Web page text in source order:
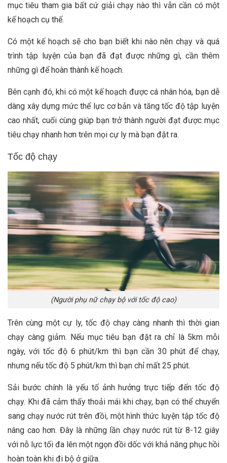
mục tiêu tham gia bất cứ giải chạy nào thì vẫn cần có một
kế hoạch cụ thế.
Có một kế hoạch sẽ cho bạn biết khi nào nên chạy và quá
trình tập luyện của bạn đã đạt được những gì, cần thêm
những gì để hoàn thành kế hoạch.
Bên cạnh đó, khi có một kế hoạch được cá nhân hóa, bạn dễ
dàng xây dựng mức thể lực cơ bản và tăng tốc độ tập luyện
cao nhất, cuối cùng giúp bạn trở thành người đạt được mục
tiêu chạy nhanh hơn trên mọi cự ly mà bạn đặt ra.
Tốc độ chạy
(Người phụ nữ chạy bộ với tốc độ cao)
Trên cùng một cự ly, tốc độ chạy càng nhanh thì thời gian
chạy càng giảm. Nếu mục tiêu bạn đặt ra chỉ là 5km mỗi
ngày, với tốc độ 6 phút/km thì bạn cần 30 phút để chạy,
nhưng nếu tốc độ 5 phút/km thì bạn chỉ mất 25 phút.
Sải bước chính là yếu tố ảnh hưởng trực tiếp đến tốc độ
chạy. Khi đã cảm thấy thoải mái khi chạy, bạn có thể chuyển
sang chạy nước rút trên đồi, một hình thức luyện tập tốc độ
nâng cao hơn. Đây là những lần chạy nước rút từ 8-12 giây
với nỗ lực tối đa lên một ngọn đồi dốc với khả năng phục hồi
hoàn toàn khi đi bộ ở giữa.